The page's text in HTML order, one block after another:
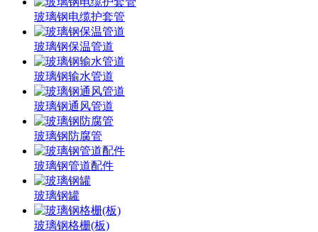
玻璃钢电缆护套管
玻璃钢保温管道
玻璃钢输水管道
玻璃钢通风管道
玻璃钢防腐管
玻璃钢管道配件
玻璃钢罐
玻璃钢格栅(板)